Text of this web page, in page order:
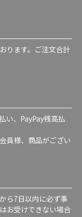
ります。ご注文合計
い、PayPay残高払
員様、商品がござい
ら7日以内に必ず事
お受けできない場合